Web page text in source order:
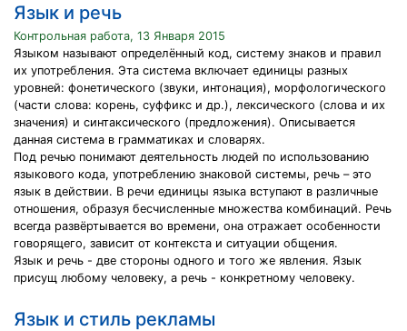
Язык и речь
Контрольная работа, 13 Января 2015
Языком называют определённый код, систему знаков и правил
их употребления. Эта система включает единицы разных
уровней: фонетического (звуки, интонация), морфологического
(части слова: корень, суффикс и др.), лексического (слова и их
значения) и синтаксического (предложения). Описывается
данная система в грамматиках и словарях.
Под речью понимают деятельность людей по использованию
языкового кода, употреблению знаковой системы, речь – это
язык в действии. В речи единицы языка вступают в различные
отношения, образуя бесчисленные множества комбинаций. Речь
всегда развёртывается во времени, она отражает особенности
говорящего, зависит от контекста и ситуации общения.
Язык и речь - две стороны одного и того же явления. Язык
присущ любому человеку, а речь - конкретному человеку.
Язык и стиль рекламы